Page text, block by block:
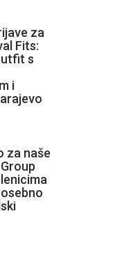
za
Fits:
s
i
za naše